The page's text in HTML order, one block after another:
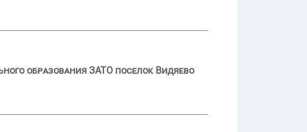
образования ЗАТО поселок Видяево